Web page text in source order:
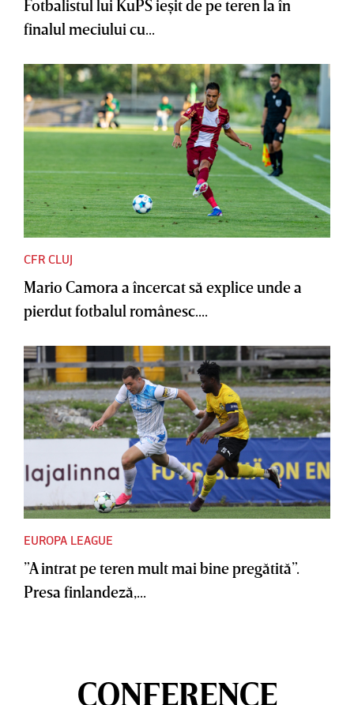
Fotbalistul lui KuPS ieşit de pe teren la în
finalul meciului cu...
CFR CLUJ
Mario Camora a încercat să explice unde a
pierdut fotbalul românesc....
EUROPA LEAGUE
”A intrat pe teren mult mai bine pregătită”.
Presa finlandeză,...
CONFERENCE